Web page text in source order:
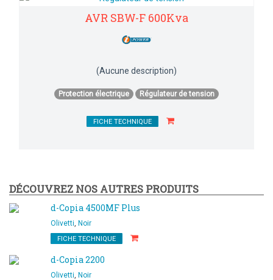
AVR SBW-F 600Kva
(Aucune description)
Protection électrique Régulateur de tension
FICHE TECHNIQUE
DÉCOUVREZ NOS AUTRES PRODUITS
d-Copia 4500MF Plus
Olivetti Noir
FICHE TECHNIQUE
d-Copia 2200
Olivetti Noir